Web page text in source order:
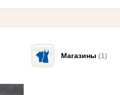
Магазины (1)